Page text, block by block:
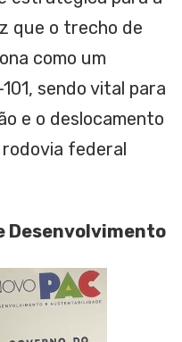
que o trecho de
como um
sendo vital para
e o deslocamento
federal
Desenvolvimento